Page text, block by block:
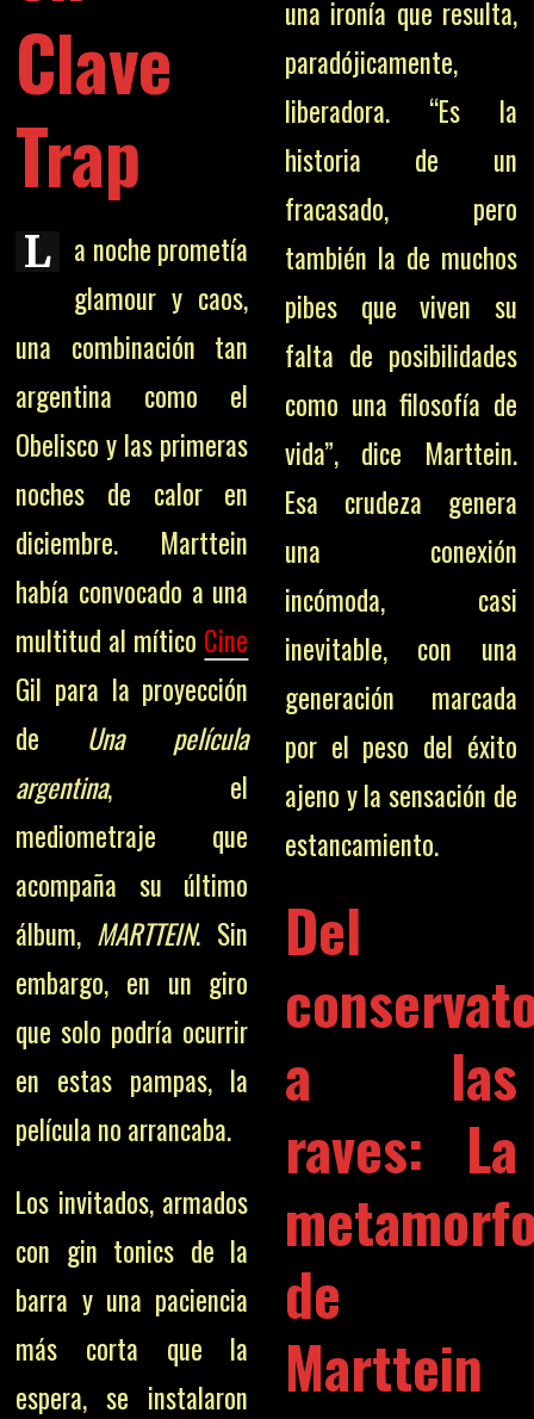
Clave
Trap
L a noche prometía
glamour y caos,
una combinación tan
argentina como el
Obelisco y las primeras
noches de calor en
diciembre. Marttein
había convocado a una
multitud al mítico Cine
Gil para la proyección
de Una película
argentina, el
mediometraje que
acompaña su último
álbum, MARTTEIN. Sin
embargo, en un giro
que solo podría ocurrir
en estas pampas, la
película no arrancaba.
Los invitados, armados
con gin tonics de la
barra y una paciencia
más corta que la
espera, se instalaron
una ironía que resulta,
paradójicamente,
liberadora. “Es la
historia de un
fracasado, pero
también la de muchos
pibes que viven su
falta de posibilidades
como una filosofía de
vida”, dice Marttein.
Esa crudeza genera
una conexión
incómoda, casi
inevitable, con una
generación marcada
por el peso del éxito
ajeno y la sensación de
estancamiento.
Del
a las
raves: La
de
Marttein